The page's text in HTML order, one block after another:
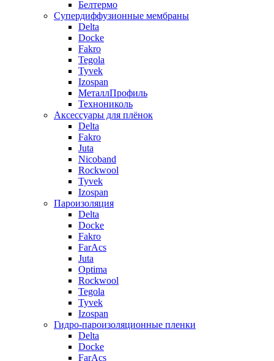
Белтермо
Супердиффузионные мембраны
Delta
Docke
Fakro
Tegola
Tyvek
Izospan
МеталлПрофиль
Технониколь
Аксессуары для плёнок
Delta
Fakro
Juta
Nicoband
Rockwool
Tyvek
Izospan
Пароизоляция
Delta
Docke
Fakro
FarAcs
Juta
Optima
Rockwool
Tegola
Tyvek
Izospan
Гидро-пароизоляционные пленки
Delta
Docke
FarAcs